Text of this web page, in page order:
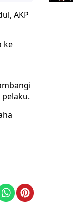
AKP
ke